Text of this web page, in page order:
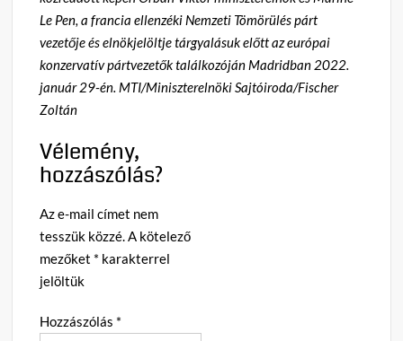
Le Pen, a francia ellenzéki Nemzeti Tömörülés párt
vezetője és elnökjelöltje tárgyalásuk előtt az európai
konzervatív pártvezetők találkozóján Madridban 2022.
január 29-én. MTI/Miniszterelnöki Sajtóiroda/Fischer
Zoltán
Vélemény,
hozzászólás?
Az e-mail címet nem
tesszük közzé.A kötelező
mezőket * karakterrel
jelöltük
Hozzászólás *